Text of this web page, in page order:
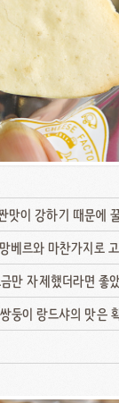
맛이 강하기 때문에
베르와 마찬가지로
만 자제했더라면 좋
둥이 랑드샤의 맛은